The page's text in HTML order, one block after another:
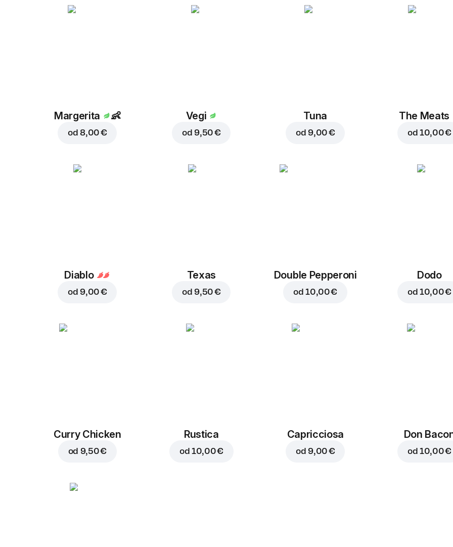
Margerita 👶
od 8,00 €
Vegi
od 9,50 €
Tuna
od 9,00 €
The Meats
od 10,00 €
Diablo
od 9,00 €
Texas
od 9,50 €
Double Pepperoni
od 10,00 €
Dodo
od 10,00 €
Curry Chicken
od 9,50 €
Rustica
od 10,00 €
Capricciosa
od 9,00 €
Don
od 10,00 €